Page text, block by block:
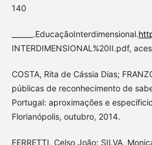
140
______.EducaçãoInterdimensional.
INTERDIMENSIONAL%20II.pdf,
COSTA, Rita de Cássia Dias;
públicas de reconhecimento de
Portugal: aproximações e
Florianópolis, outubro, 2014.
FERRETTI, Celso João; SILVA,